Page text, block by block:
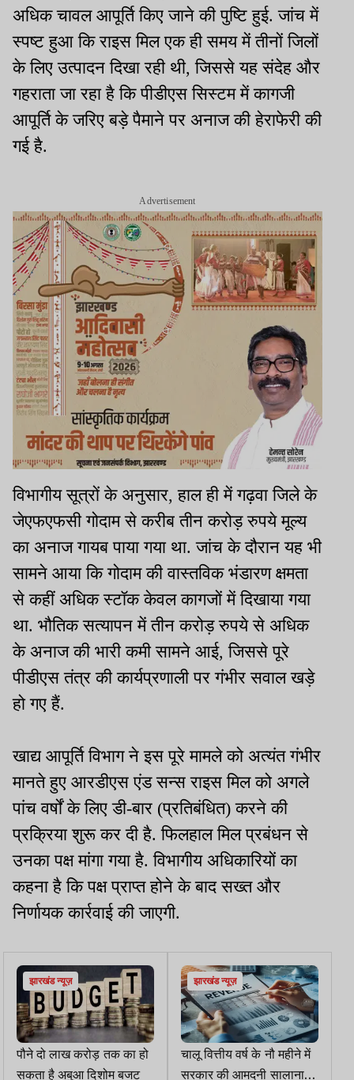
अधिक चावल आपूर्ति किए जाने की पुष्टि हुई. जांच में
स्पष्ट हुआ कि राइस मिल एक ही समय में तीनों जिलों
के लिए उत्पादन दिखा रही थी, जिससे यह संदेह और
गहराता जा रहा है कि पीडीएस सिस्टम में कागजी
आपूर्ति के जरिए बड़े पैमाने पर अनाज की हेराफेरी की
गई है.
Advertisement
विभागीय सूत्रों के अनुसार, हाल ही में गढ़वा जिले के
जेएफएफसी गोदाम से करीब तीन करोड़ रुपये मूल्य
का अनाज गायब पाया गया था. जांच के दौरान यह भी
सामने आया कि गोदाम की वास्तविक भंडारण क्षमता
से कहीं अधिक स्टॉक केवल कागजों में दिखाया गया
था. भौतिक सत्यापन में तीन करोड़ रुपये से अधिक
के अनाज की भारी कमी सामने आई, जिससे पूरे
पीडीएस तंत्र की कार्यप्रणाली पर गंभीर सवाल खड़े
हो गए हैं.
खाद्य आपूर्ति विभाग ने इस पूरे मामले को अत्यंत गंभीर
मानते हुए आरडीएस एंड सन्स राइस मिल को अगले
पांच वर्षों के लिए डी-बार (प्रतिबंधित) करने की
प्रक्रिया शुरू कर दी है. फिलहाल मिल प्रबंधन से
उनका पक्ष मांगा गया है. विभागीय अधिकारियों का
कहना है कि पक्ष प्राप्त होने के बाद सख्त और
निर्णायक कार्रवाई की जाएगी.
झारखंड न्यूज़
पौने दो लाख करोड़ तक का हो
सकता है अबुआ दिशोम बजट
झारखंड न्यूज़
चालू वित्तीय वर्ष के नौ महीने में
सरकार की आमदनी सालाना